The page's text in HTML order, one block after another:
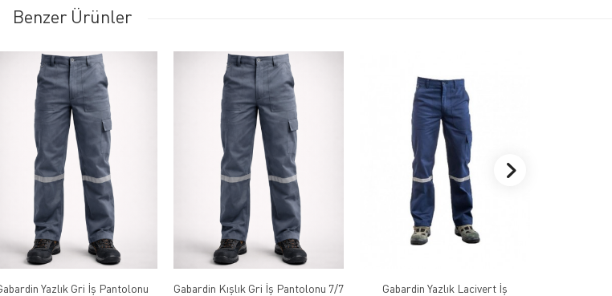
Benzer Ürünler
Yazlık Gri İş Pantolonu
Gabardin Kışlık Gri İş Pantolonu 7/7
Gabardin Yazlık Lacivert İş